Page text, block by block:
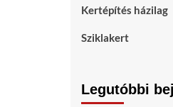
Kertépítés házilag
Sziklakert
Legutóbbi